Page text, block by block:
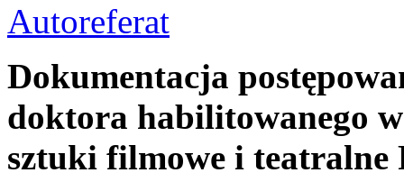
Autoreferat
Dokumentacja
doktora habilitowanego
sztuki filmowe i teatralne